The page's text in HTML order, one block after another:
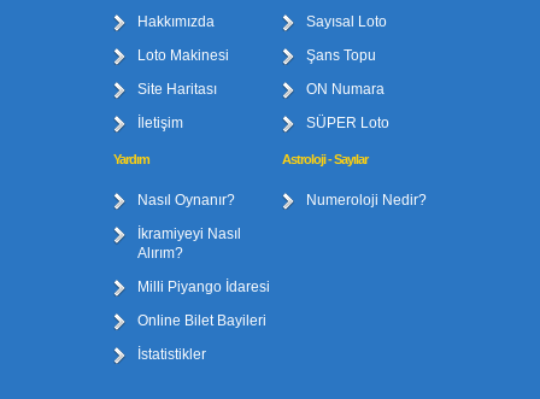
Hakkımızda
Loto Makinesi
Site Haritası
İletişim
Sayısal Loto
Şans Topu
ON Numara
SÜPER Loto
Yardım
Nasıl Oynanır?
İkramiyeyi Nasıl
Alırım?
Milli Piyango İdaresi
Online Bilet Bayileri
İstatistikler
Astroloji - Sayılar
Numeroloji Nedir?